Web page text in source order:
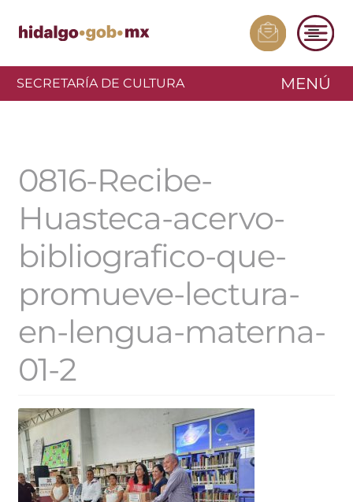
SECRETARÍA DE CULTURA MENÚ
0816-Recibe-
Huasteca-acervo-
bibliografico-que-
promueve-lectura-
en-lengua-materna-
01-2